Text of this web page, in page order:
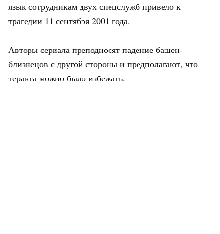
язык сотрудникам двух спецслужб привело к
трагедии 11 сентября 2001 года.
Авторы сериала преподносят падение башен-
близнецов с другой стороны и предполагают, что
теракта можно было избежать.